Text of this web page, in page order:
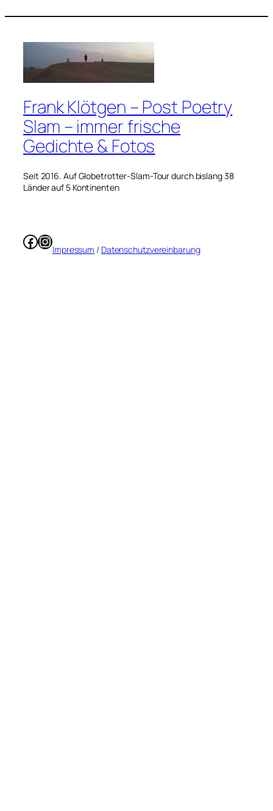
Frank Klötgen – Post Poetry
Slam – immer frische
Gedichte & Fotos
Seit 2016. Auf Globetrotter-Slam-Tour durch bislang 38
Länder auf 5 Kontinenten
Facebook
Instagram
Impressum / Datenschutzvereinbarung